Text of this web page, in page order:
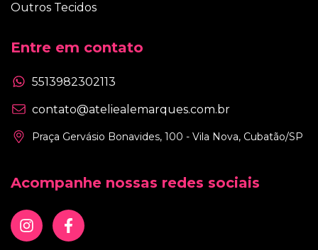
Outros Tecidos
Entre em contato
5513982302113
contato@ateliealemarques.com.br
Praça Gervásio Bonavides, 100 - Vila Nova, Cubatão/SP
Acompanhe nossas redes sociais